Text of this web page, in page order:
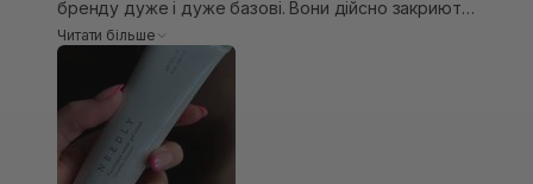
бренду дуже і дуже базові. Вони дійсно закриють
основні потреби шкіри. Крем дуже легкий,
гелевий. На запах щось аптечне, але на шкірі не
тримається. Наноситься дуже зручно,
розподіляється також легко. Вбирається в нуль,
не залишає липкості. Для зволоження комбі шкіри
він підходить на 10/10.
Читати більше